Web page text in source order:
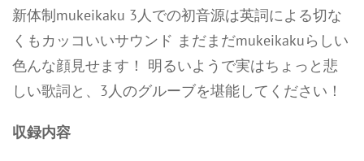
新体制mukeikaku 3人での初音源は英詞による切な
くもカッコいいサウンド まだまだmukeikakuらしい
色んな顔見せます！ 明るいようで実はちょっと悲
しい歌詞と、3人のグルーブを堪能してください！
収録内容